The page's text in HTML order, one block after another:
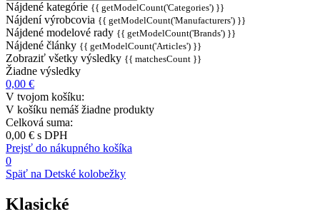
Nájdené kategórie {{ getModelCount('Categories') }}
Nájdení výrobcovia {{ getModelCount('Manufacturers') }}
Nájdené modelové rady {{ getModelCount('Brands') }}
Nájdené články {{ getModelCount('Articles') }}
Zobraziť všetky výsledky {{ matchesCount }}
Žiadne výsledky
0,00 €
V tvojom košíku:
V košíku nemáš žiadne produkty
Celková suma:
0,00 € s DPH
Prejsť do nákupného košíka
0
Späť na Detské kolobežky
Klasické